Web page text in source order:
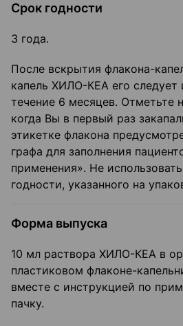
Срок годности
3 года.
После вскрытия флакона-
капель ХИЛО-КЕА его следует
течение 6 месяцев. Отметьте
когда Вы в первый раз
этикетке флакона
графа для заполнения
применения». Не
годности, указанного на
Форма выпуска
10 мл раствора ХИЛО-КЕА в
пластиковом флаконе-
вместе с инструкцией по
пачку.